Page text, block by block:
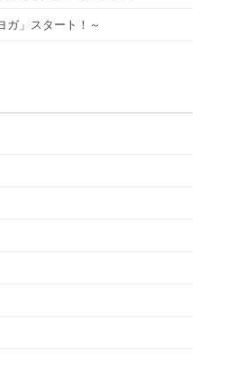
ガ」スタート！～